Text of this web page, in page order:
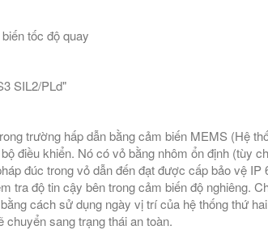
tốc độ quay
SIL2/PLd"
trường hấp dẫn bằng cảm biến MEMS (Hệ
điều khiển. Nó có vỏ bằng nhôm ổn định (tùy
đúc trong vỏ dẫn đến đạt được cấp bảo vệ
tra độ tin cậy bên trong cảm biến độ nghiêng.
cách sử dụng ngày vị trí của hệ thống thứ
chuyển sang trạng thái an toàn.